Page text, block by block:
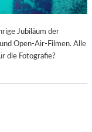
Jubiläum der
Open-Air-Filmen. Alle
die Fotografie?